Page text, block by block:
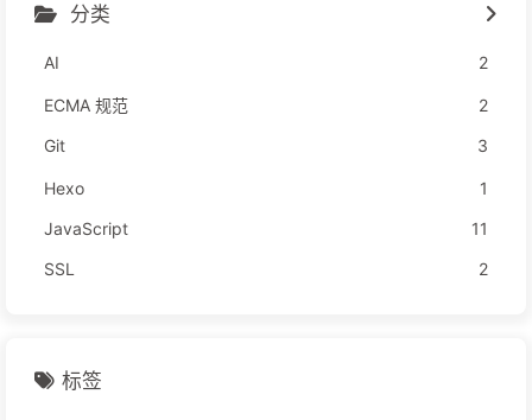
分类
AI 2
ECMA 规范
2
Git
3
Hexo
1
JavaScript
11
SSL
2
标签